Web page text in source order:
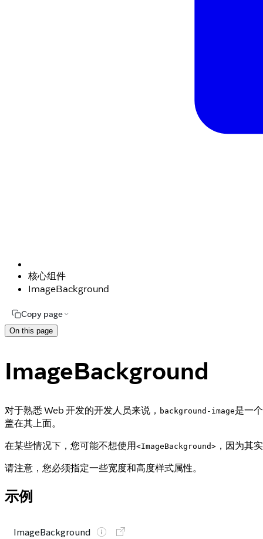
核心组件
ImageBackground
Copy page
On this page
ImageBackground
对于熟悉 Web 开发的开发人员来说， background-image是一
盖在其上面。
在某些情况下，您可能不想使用<ImageBackground> ，因为其
请注意，您必须指定一些宽度和高度样式属性。
示例